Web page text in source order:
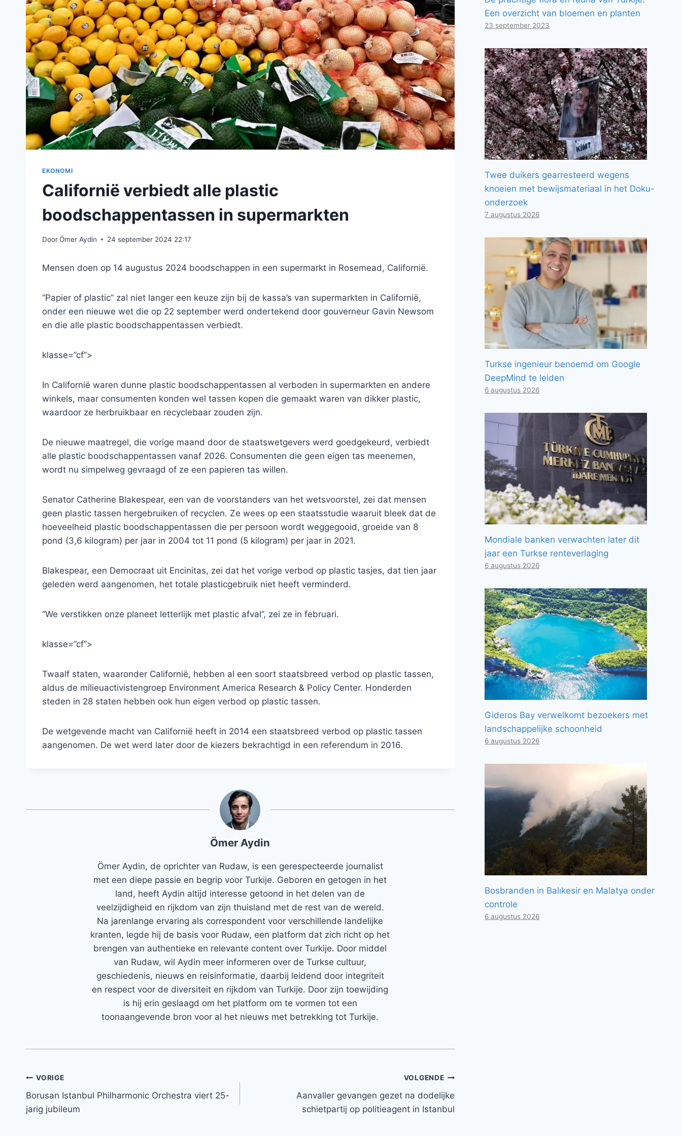
EKONOMI
Californië verbiedt alle plastic
boodschappentassen in supermarkten
DoorÖmer Aydin 24 september 2024 22:17
Mensen doen op 14 augustus 2024 boodschappen in een supermarkt in Rosemead, Californië.
“Papier of plastic” zal niet langer een keuze zijn bij de kassa’s van supermarkten in Californië,
onder een nieuwe wet die op 22 september werd ondertekend door gouverneur Gavin Newsom
en die alle plastic boodschappentassen verbiedt.
klasse=”cf”>
In Californië waren dunne plastic boodschappentassen al verboden in supermarkten en andere
winkels, maar consumenten konden wel tassen kopen die gemaakt waren van dikker plastic,
waardoor ze herbruikbaar en recyclebaar zouden zijn.
De nieuwe maatregel, die vorige maand door de staatswetgevers werd goedgekeurd, verbiedt
alle plastic boodschappentassen vanaf 2026. Consumenten die geen eigen tas meenemen,
wordt nu simpelweg gevraagd of ze een papieren tas willen.
Senator Catherine Blakespear, een van de voorstanders van het wetsvoorstel, zei dat mensen
geen plastic tassen hergebruiken of recyclen. Ze wees op een staatsstudie waaruit bleek dat de
hoeveelheid plastic boodschappentassen die per persoon wordt weggegooid, groeide van 8
pond (3,6 kilogram) per jaar in 2004 tot 11 pond (5 kilogram) per jaar in 2021.
Blakespear, een Democraat uit Encinitas, zei dat het vorige verbod op plastic tasjes, dat tien jaar
geleden werd aangenomen, het totale plasticgebruik niet heeft verminderd.
“We verstikken onze planeet letterlijk met plastic afval”, zei ze in februari.
klasse=”cf”>
Twaalf staten, waaronder Californië, hebben al een soort staatsbreed verbod op plastic tassen,
aldus de milieuactivistengroep Environment America Research & Policy Center. Honderden
steden in 28 staten hebben ook hun eigen verbod op plastic tassen.
De wetgevende macht van Californië heeft in 2014 een staatsbreed verbod op plastic tassen
aangenomen. De wet werd later door de kiezers bekrachtigd in een referendum in 2016.
Ömer Aydin
Ömer Aydin, de oprichter van Rudaw, is een gerespecteerde journalist
met een diepe passie en begrip voor Turkije. Geboren en getogen in het
land, heeft Aydin altijd interesse getoond in het delen van de
veelzijdigheid en rijkdom van zijn thuisland met de rest van de wereld.
Na jarenlange ervaring als correspondent voor verschillende landelijke
kranten, legde hij de basis voor Rudaw, een platform dat zich richt op het
brengen van authentieke en relevante content over Turkije. Door middel
van Rudaw, wil Aydin meer informeren over de Turkse cultuur,
geschiedenis, nieuws en reisinformatie, daarbij leidend door integriteit
en respect voor de diversiteit en rijkdom van Turkije. Door zijn toewijding
is hij erin geslaagd om het platform om te vormen tot een
toonaangevende bron voor al het nieuws met betrekking tot Turkije.
Bericht
navigatie
VORIGE
Borusan Istanbul Philharmonic Orchestra viert 25-
jarig jubileum
VOLGENDE
Aanvaller gevangen gezet na dodelijke
schietpartij op politieagent in Istanbul
Een overzicht van bloemen en planten
23 september 2023
Twee duikers gearresteerd wegens
knoeien met bewijsmateriaal in het Doku-
onderzoek
7 augustus 2026
Turkse ingenieur benoemd om Google
DeepMind te leiden
6 augustus 2026
Mondiale banken verwachten later dit
jaar een Turkse renteverlaging
6 augustus 2026
Gideros Bay verwelkomt bezoekers met
landschappelijke schoonheid
6 augustus 2026
Bosbranden in Balıkesir en Malatya onder
controle
6 augustus 2026